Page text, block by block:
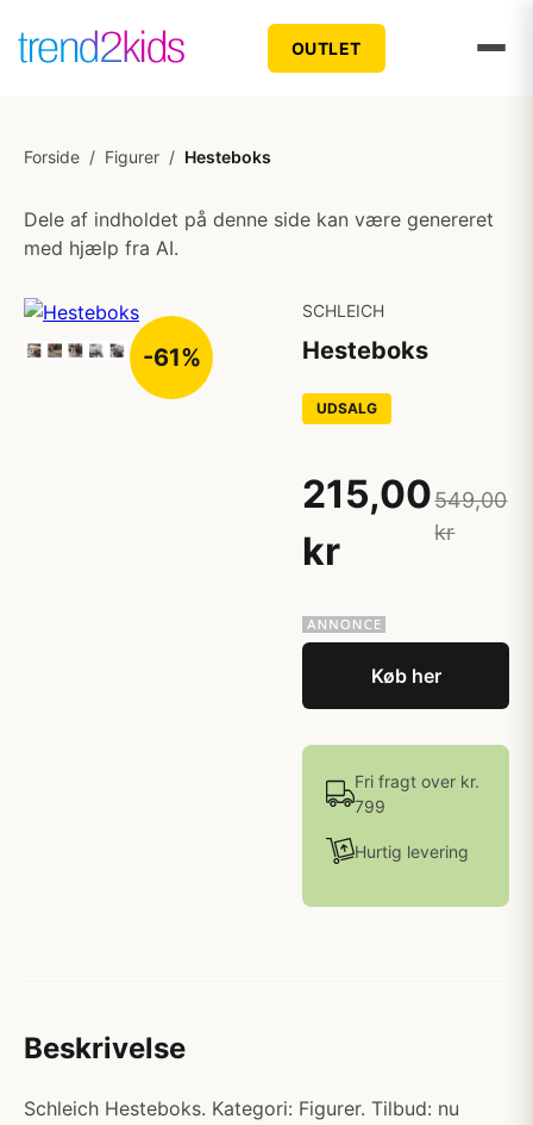
OUTLET
Forside / Figurer / Hesteboks
Dele af indholdet på denne side kan være genereret
med hjælp fra AI.
-61%
SCHLEICH
Hesteboks
UDSALG
215,00
kr
549,00
kr
Køb her
Fri fragt over kr.
799
Hurtig levering
Beskrivelse
Schleich Hesteboks. Kategori: Figurer. Tilbud: nu